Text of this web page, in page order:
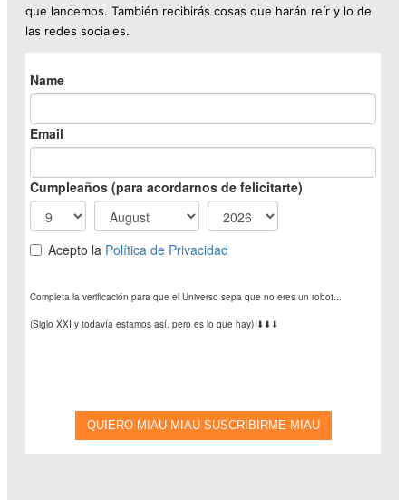
que lancemos. También recibirás cosas que harán reír y lo de
las redes sociales.